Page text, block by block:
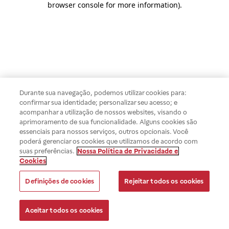
browser console for more information).
Durante sua navegação, podemos utilizar cookies para:
confirmar sua identidade; personalizar seu acesso; e
acompanhar a utilização de nossos websites, visando o
aprimoramento de sua funcionalidade. Alguns cookies são
essenciais para nossos serviços, outros opcionais. Você
poderá gerenciar os cookies que utilizamos de acordo com
suas preferências. Nossa Política de Privacidade e
Cookies
Definições de cookies Rejeitar todos os cookies
Aceitar todos os cookies